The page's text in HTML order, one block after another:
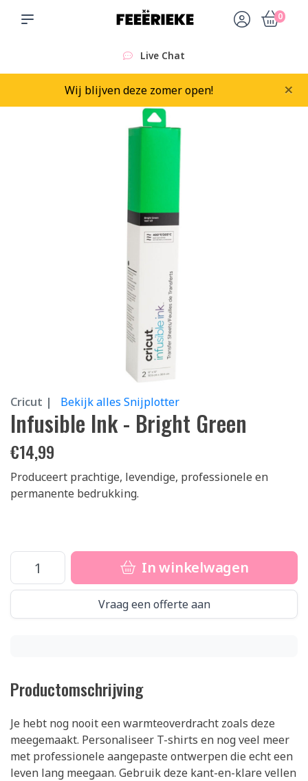
0
Live Chat
Wij blijven deze zomer open! ×
Cricut | Bekijk alles Snijplotter
Infusible Ink - Bright Green
€14,99
Produceert prachtige, levendige, professionele en
permanente bedrukking.
In winkelwagen
Vraag een offerte aan
Productomschrijving
Je hebt nog nooit een warmteoverdracht zoals deze
meegemaakt. Personaliseer T-shirts en nog veel meer
met professionele aangepaste ontwerpen die echt een
leven lang meegaan. Gebruik deze kant-en-klare vellen